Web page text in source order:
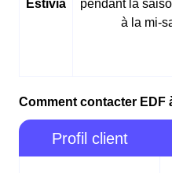
Estivia
pendant la
à la mi-
Comment contacter EDF
Profil client